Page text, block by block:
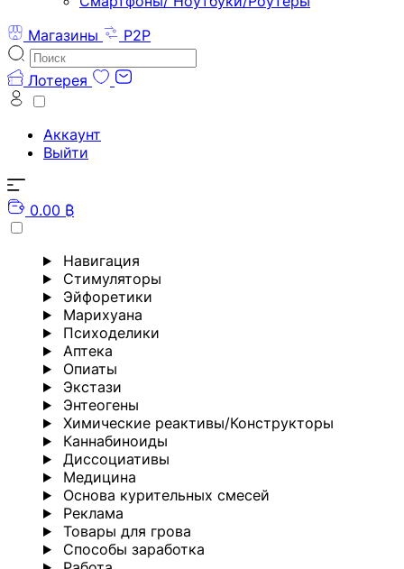
Магазины
P2P
Лотерея
Аккаунт
Выйти
0.00 ₿
Навигация
Стимуляторы
Эйфоретики
Марихуана
Психоделики
Аптека
Опиаты
Экстази
Энтеогены
Химические реактивы/Конструкторы
Каннабиноиды
Диссоциативы
Медицина
Основа курительных смесей
Реклама
Товары для грова
Способы заработка